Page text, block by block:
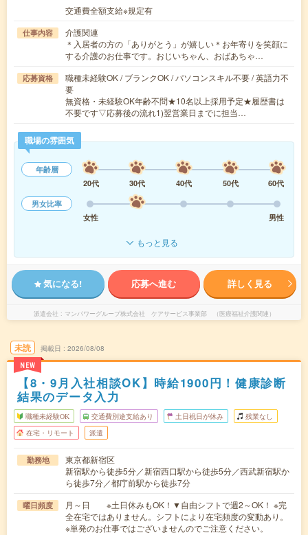
交通費全額支給※規定有
仕事内容
介護関連
＊入居者の方の「ありがとう」が嬉しい＊お年寄りを笑顔に
する介護のお仕事です。おじいちゃん、おばあちゃ…
応募資格
職種未経験OK / ブランクOK / パソコンスキル不要 / 英語力不
要
無資格・未経験OK年齢不問★10名以上採用予定★履歴書は
不要です▽応募後の流れ1)翌営業日までに担当…
職場の雰囲気
年齢層
20代
30代 40代 50代
60代
男女比率
女性
男性
もっと見る
気になる! 応募へ進む 詳しく見る
派遣会社 マンパワーグループ株式会社 ケアサービス事業部 （医療福祉介護関連）
未読
NEW
掲載日 2026/08/08
【8・9月入社相談OK】時給1900円！健康診断
結果のデータ入力
職種未経験OK 交通費別途支給あり 土日祝日が休み 残業なし
在宅・リモート 派遣
勤務地
東京都新宿区
新宿駅から徒歩5分／新宿西口駅から徒歩5分／西武新宿駅か
ら徒歩7分／都庁前駅から徒歩7分
曜日頻度
月～日 ※土日休みもOK！▼自由シフトで週2～OK！ ※完
全在宅ではありません。シフトにより在宅頻度の変動あり。
※単発のお仕事ではございませんのでご注意ください。